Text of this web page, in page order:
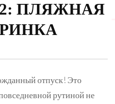
ПЛЯЖНАЯ
отпуск! Это
рутиной не